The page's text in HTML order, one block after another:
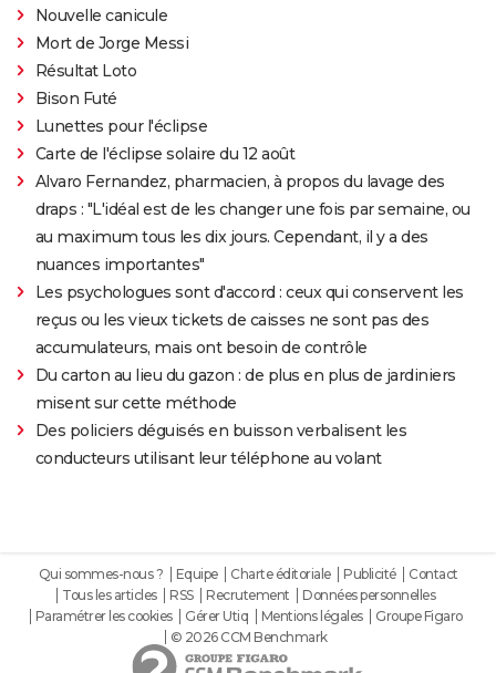
Nouvelle canicule
Mort de Jorge Messi
Résultat Loto
Bison Futé
Lunettes pour l'éclipse
Carte de l'éclipse solaire du 12 août
Alvaro Fernandez, pharmacien, à propos du lavage des
draps : "L'idéal est de les changer une fois par semaine, ou
au maximum tous les dix jours. Cependant, il y a des
nuances importantes"
Les psychologues sont d'accord : ceux qui conservent les
reçus ou les vieux tickets de caisses ne sont pas des
accumulateurs, mais ont besoin de contrôle
Du carton au lieu du gazon : de plus en plus de jardiniers
misent sur cette méthode
Des policiers déguisés en buisson verbalisent les
conducteurs utilisant leur téléphone au volant
Qui sommes-nous ? Equipe Charte éditoriale Publicité
Contact
Tous les articles
RSS Recrutement
Données personnelles
Paramétrer les cookies
Gérer Utiq Mentions légales
Groupe Figaro
© 2026 CCM Benchmark